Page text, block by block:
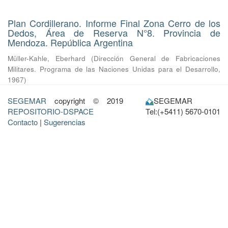
Plan Cordillerano. Informe Final Zona Cerro de los
Dedos, Área de Reserva N°8. Provincia de
Mendoza. República Argentina
Müller-Kahle, Eberhard (Dirección General de Fabricaciones
Militares. Programa de las Naciones Unidas para el Desarrollo,
1967)
SEGEMAR copyright © 2019
REPOSITORIO-DSPACE
Contacto | Sugerencias
SEGEMAR
Tel:(+5411) 5670-0101